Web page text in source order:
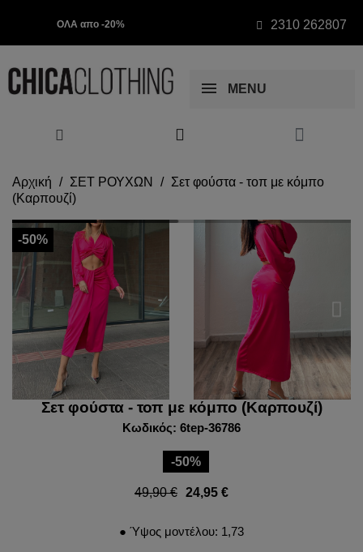
ΟΛΑ απο -20% 2310 262807
MENU
Αρχική ΣΕΤ ΡΟΥΧΩΝ
Σετ φούστα - τοπ με κόμπο
(Καρπουζί)
-50%
Σετ φούστα - τοπ με κόμπο (Καρπουζί)
Κωδικός: 6tep-36786
-50%
49,90 € 24,95 €
● Ύψος μοντέλου: 1,73